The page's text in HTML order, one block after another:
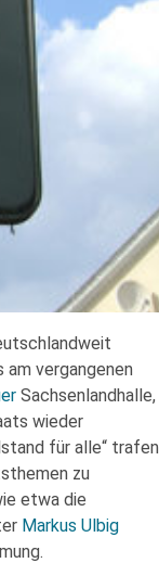
vergangenen
Sachsenlandhalle,
wieder
für alle“ trafen
zu
etwa die
Markus Ulbig